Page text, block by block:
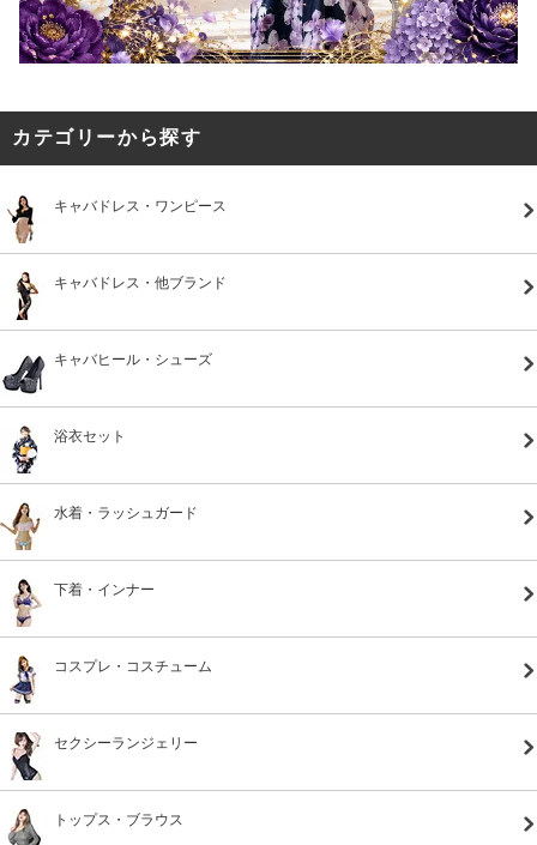
カテゴリーから探す
キャバドレス・ワンピース
キャバドレス・他ブランド
キャバヒール・シューズ
浴衣セット
水着・ラッシュガード
下着・インナー
コスプレ・コスチューム
セクシーランジェリー
トップス・ブラウス